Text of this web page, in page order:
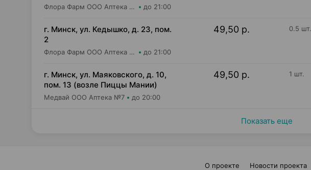
Флора Фарм ООО Аптека №20 до 21:00
г. Минск, ул. Кедышко, д. 23, пом.
2
Флора Фарм ООО Аптека №21 до 21:00
49,50 р. 0.5 шт.
г. Минск, ул. Маяковского, д. 10,
пом. 13 (возле Пиццы Мании)
Медвай ООО Аптека №7 до 20:00
49,50 р. 1 шт.
Показать еще
О проекте Новости проекта